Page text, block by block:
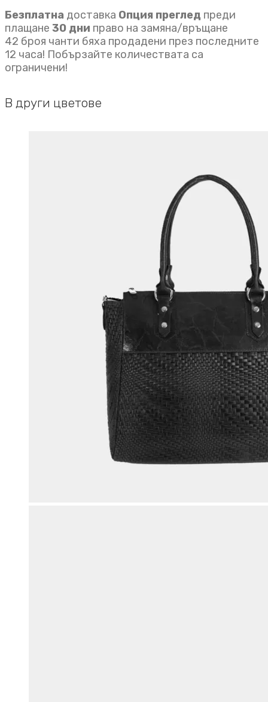
Безплатна доставка Опция преглед преди
плащане 30 дни право на замяна/връщане
42 броя чанти бяха продадени през последните
12 часа! Побързайте количествата са
ограничени!
В други цветове